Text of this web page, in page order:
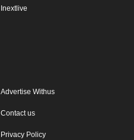
Inextlive
Advertise Withus
Contact us
Privacy Policy